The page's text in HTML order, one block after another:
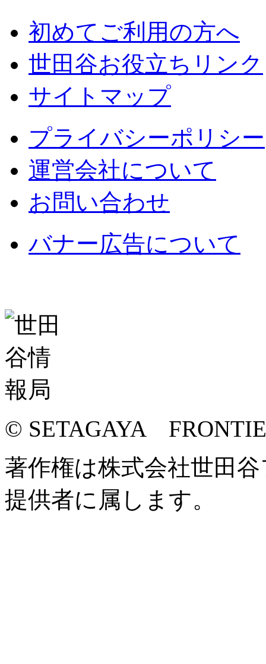
初めてご利用の方へ
世田谷お役立ちリンク
サイトマップ
プライバシーポリシー
運営会社について
お問い合わせ
バナー広告について
© SETAGAYA
著作権は株式会社世田
提供者に属します。